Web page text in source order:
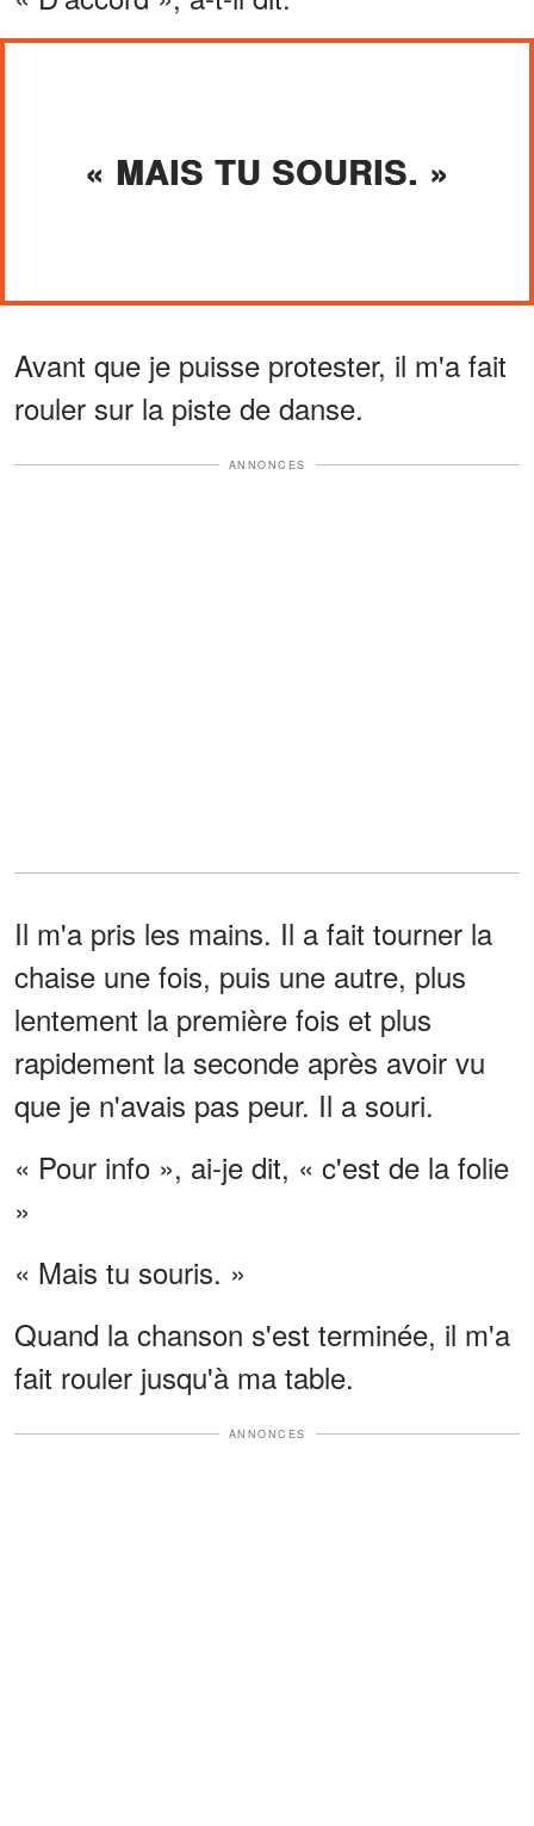
« MAIS TU SOURIS. »
Avant que je puisse protester, il m'a fait
rouler sur la piste de danse.
ANNONCES
Il m'a pris les mains. Il a fait tourner la
chaise une fois, puis une autre, plus
lentement la première fois et plus
rapidement la seconde après avoir vu
que je n'avais pas peur. Il a souri.
« Pour info », ai-je dit, « c'est de la folie
»
« Mais tu souris. »
Quand la chanson s'est terminée, il m'a
fait rouler jusqu'à ma table.
ANNONCES